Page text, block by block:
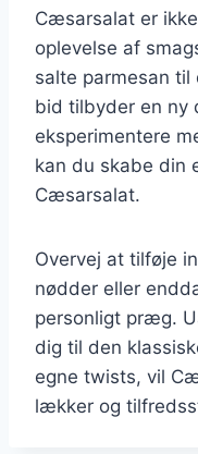
Cæsarsalat er
oplevelse af
salte parmesan
bid tilbyder en ny
eksperimentere
kan du skabe din
Cæsarsalat.
Overvej at tilføje
nødder eller
personligt præg.
dig til den
egne twists, vil
lækker og